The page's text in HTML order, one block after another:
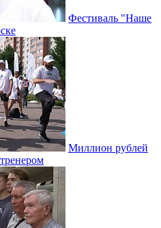
Фестиваль "Наше
Миллион рублей